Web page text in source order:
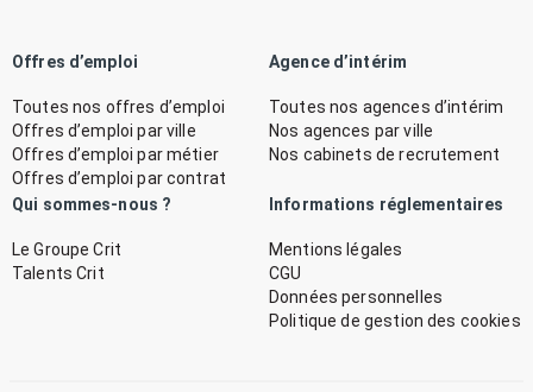
Offres d’emploi
Toutes nos offres d’emploi
Offres d’emploi par ville
Offres d’emploi par métier
Offres d’emploi par contrat
Agence d’intérim
Toutes nos agences d’intérim
Nos agences par ville
Nos cabinets de recrutement
Qui sommes-nous ?
Le Groupe Crit
Talents Crit
Informations réglementaires
Mentions légales
CGU
Données personnelles
Politique de gestion des cookies